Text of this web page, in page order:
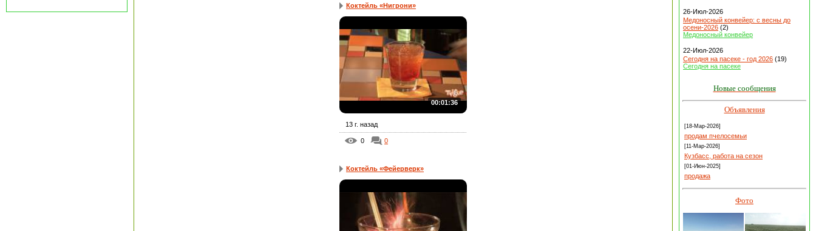
Коктейль «Нигрони»
00:01:36
13 г. назад
0 0
Коктейль «Фейерверк»
26-Июл-2026
Медоносный конвейер: с весны до
осени-2026 (2)
Медоносный конвейер
22-Июл-2026
Сегодня на пасеке - год 2026 (19)
Сегодня на пасеке
Новые сообщения
Объявления
[18-Мар-2026]
продам пчелосемьи
[11-Мар-2026]
Кузбасс, работа на сезон
[01-Июн-2025]
продажа
Фото